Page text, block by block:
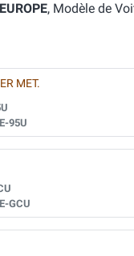
, Modèle de
MET.
95U
GCU